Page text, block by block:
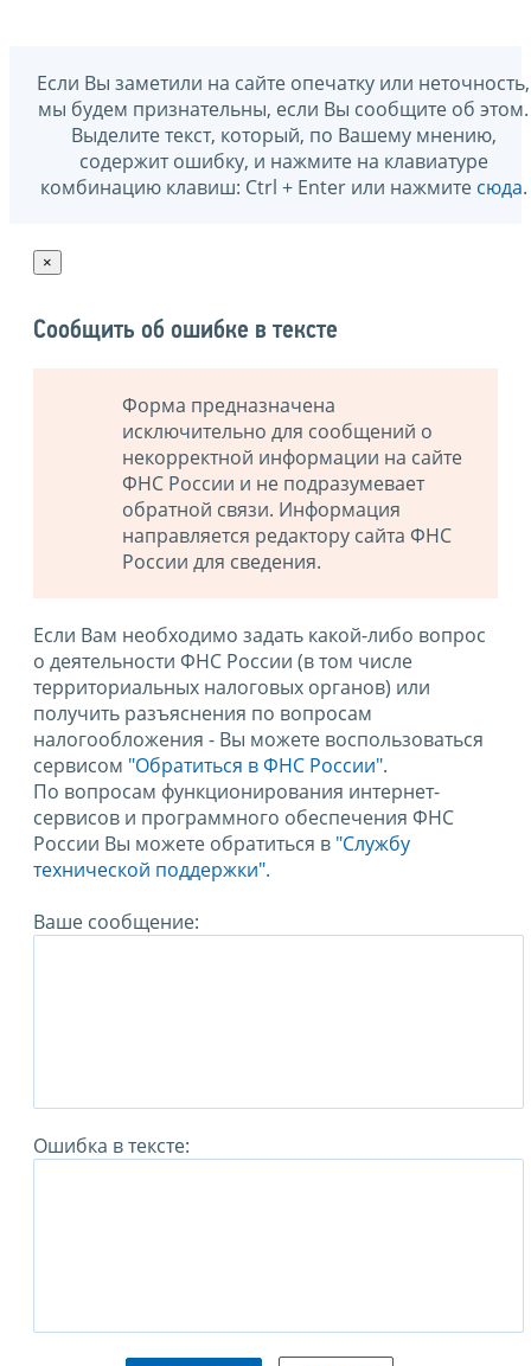
Если Вы заметили на сайте опечатку или неточность,
мы будем признательны, если Вы сообщите об этом.
Выделите текст, который, по Вашему мнению,
содержит ошибку, и нажмите на клавиатуре
комбинацию клавиш: Ctrl + Enter или нажмите сюда.
×
Сообщить об ошибке в тексте
Форма предназначена
исключительно для сообщений о
некорректной информации на сайте
ФНС России и не подразумевает
обратной связи. Информация
направляется редактору сайта ФНС
России для сведения.
Если Вам необходимо задать какой-либо вопрос
о деятельности ФНС России (в том числе
территориальных налоговых органов) или
получить разъяснения по вопросам
налогообложения - Вы можете воспользоваться
сервисом "Обратиться в ФНС России".
По вопросам функционирования интернет-
сервисов и программного обеспечения ФНС
России Вы можете обратиться в "Службу
технической поддержки".
Ваше сообщение:
Ошибка в тексте: